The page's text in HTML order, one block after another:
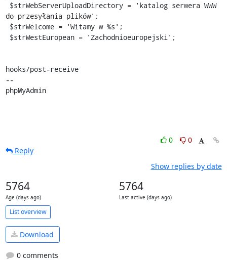
do przesyłania plików';
hooks/post-receive
--
phpMyAdmin
0
0
Reply
Show replies by date
5764
Age (days ago)
5764
Last active (days ago)
List overview
Download
0 comments